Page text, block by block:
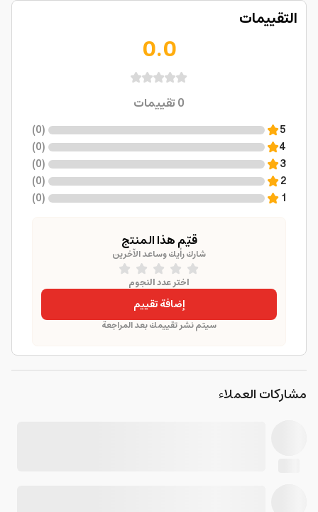
التقييمات
0.0
0تقييمات
5
(
0
)
4
(
0
)
3
(
0
)
2
(
0
)
1
(
0
)
قيّم هذا المنتج
شارك رأيك وساعد الآخرين
اختر عدد النجوم
إضافة تقييم
سيتم نشر تقييمك بعد المراجعة
مشاركات العملاء